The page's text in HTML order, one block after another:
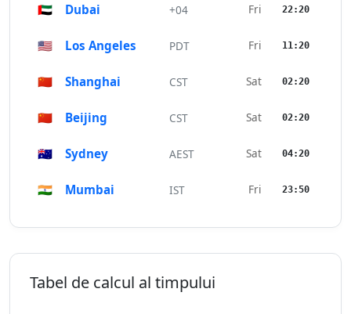
🇦🇪 Dubai +04 Fri 22:20
🇺🇸 Los Angeles PDT Fri 11:20
🇨🇳 Shanghai CST Sat 02:20
🇨🇳 Beijing CST Sat 02:20
🇦🇺 Sydney AEST Sat 04:20
🇮🇳 Mumbai IST Fri 23:50
Tabel de calcul al timpului